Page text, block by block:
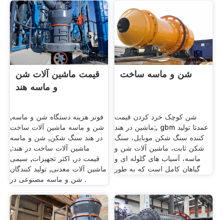
قیمت ماشین آلات شن
و ماسه هند
فونز هزینه دستگاه شن و ماسه,
شن و ماسه ماشین آلات ساخت
در هند سنگ شکن, شن و ماسه
ماشین آلات ساخت در هند:,
قیمت در, اکثر تجهیزات, سیمی
ماشین آلات معدنی, تولید کنندگان
شن و ماسه مصنوعی در .
شن و ماسه ساخت
شن کوچک خرد کردن قیمت
ماشین در هند;, gbm عمدتا تولید
کننده سنگ شکن موبایل، سنگ
شکن ثابت، ماشین آلات شن و
ماسه، آسیاب های گلوله ای و
گیاهان کامل است که به طور